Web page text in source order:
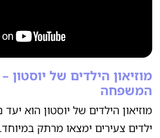
מוזיאון הילדים של
המשפחה
מוזיאון הילדים של יוסטון הוא
ילדים צעירים ימצאו מרתק